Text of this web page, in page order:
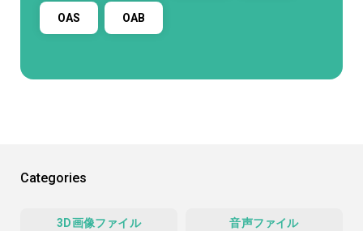
OAS OAB
Categories
3D画像ファイル 音声ファイル